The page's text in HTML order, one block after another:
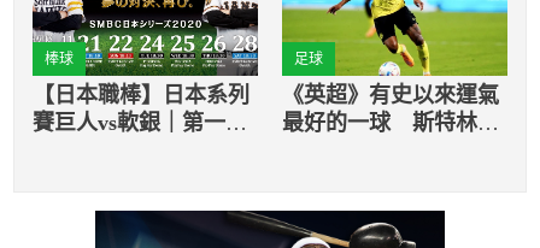
棒球
【日本職棒】日本系列
賽巨人vs軟銀｜第一戰
足球
《英超》有史以來運氣
最好的一球 斯特林成